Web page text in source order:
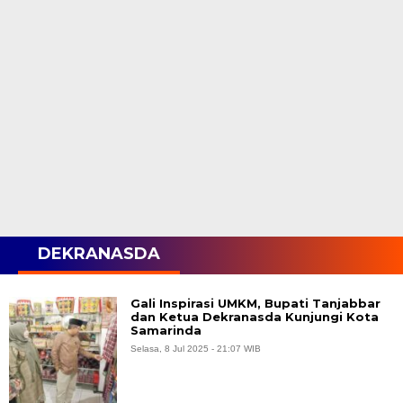
DEKRANASDA
Gali Inspirasi UMKM, Bupati Tanjabbar
dan Ketua Dekranasda Kunjungi Kota
Samarinda
Selasa, 8 Jul 2025 - 21:07 WIB